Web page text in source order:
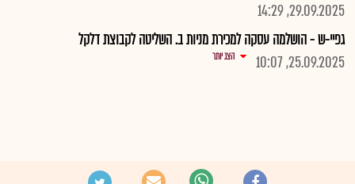
29.09.2025, 14:29
גפיי-ש - הושלמה עסקה למכירת מניות ב. השליטה לקבוצת דלקל
25.09.2025, 10:07
הצג יותר